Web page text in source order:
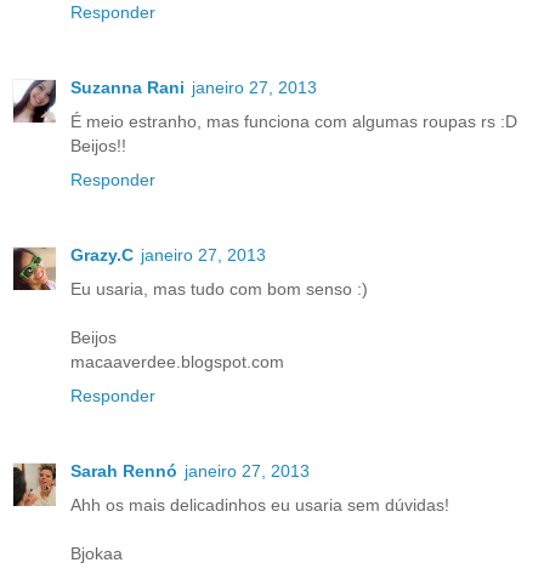
Responder
Suzanna Rani janeiro 27, 2013
É meio estranho, mas funciona com algumas roupas rs :D
Beijos!!
Responder
Grazy.C janeiro 27, 2013
Eu usaria, mas tudo com bom senso :)
Beijos
macaaverdee.blogspot.com
Responder
Sarah Rennó janeiro 27, 2013
Ahh os mais delicadinhos eu usaria sem dúvidas!
Bjokaa